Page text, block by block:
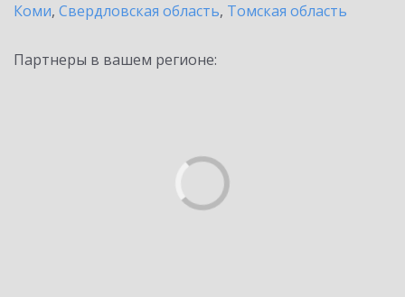
Коми, Свердловская область, Томская область
Партнеры в вашем регионе: